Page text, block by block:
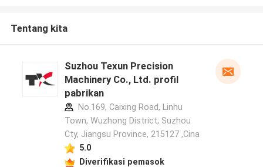
Tentang kita
Suzhou Texun Precision
Machinery Co., Ltd. profil
pabrikan
No.169, Caixing Road, Linhu
Town, Wuzhong District, Suzhou
Cty, Jiangsu Province, 215127 ,Cina
5.0
Diverifikasi pemasok